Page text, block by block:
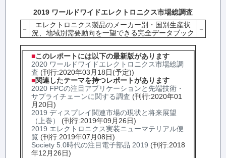
2019 ワールドワイドエレクトロニクス市場総調査
－
エレクトロニクス製品のメーカー別・国別生産状
況、地域別需要動向を一望できる完全データブック
－
■このレポートには以下の最新版があります
2020 ワールドワイドエレクトロニクス市場総調
査 (刊行:2020年03月18日(予定))
■関連したテーマを持つレポートがあります
2020 FPCの注目アプリケーションと先端技術・
サプライチェーンに関する調査 (刊行:2020年01
月20日)
2019 ディスプレイ関連市場の現状と将来展望
（上巻）
(刊行:2019年09月26日)
2019 エレクトロニクス実装ニューマテリアル便
覧 (刊行:2019年07月08日)
Society 5.0時代の注目電子部品 2019 (刊行:2018
年12月26日)